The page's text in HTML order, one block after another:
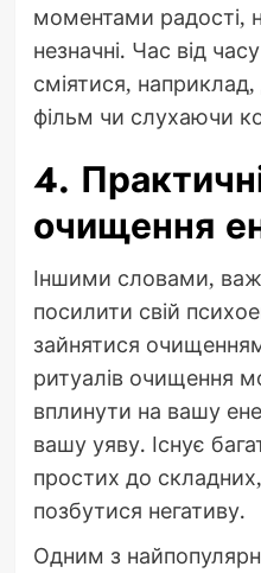
моментами радості,
незначні. Час від
сміятися,
фільм чи слухаючи
4.
очищення
Іншими словами,
посилити свій
зайнятися
ритуалів очищення
вплинути на вашу
вашу уяву. Існує
простих до
позбутися негативу.
Одним з